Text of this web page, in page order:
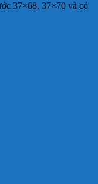
37×68, 37×70 và có